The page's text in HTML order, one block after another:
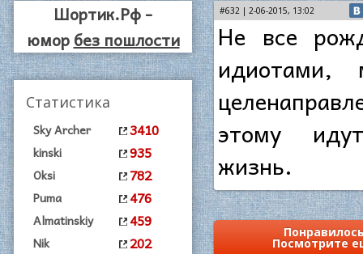
Шортик.Рф -
юморбез пошлости
Статистика
Sky Archer 3410
kinski 935
Oksi 782
Puma 476
Almatinskiy 459
Nik 202
#632 | 2-06-2015, 13:02
Не все
идиотами,
этому
жизнь.
Посмотрите